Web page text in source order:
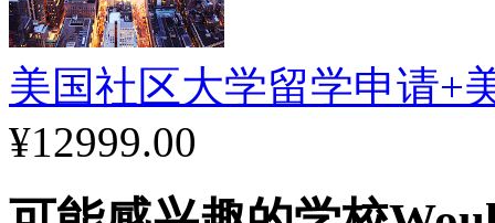
美国社区大学留学申请+
¥12999.00